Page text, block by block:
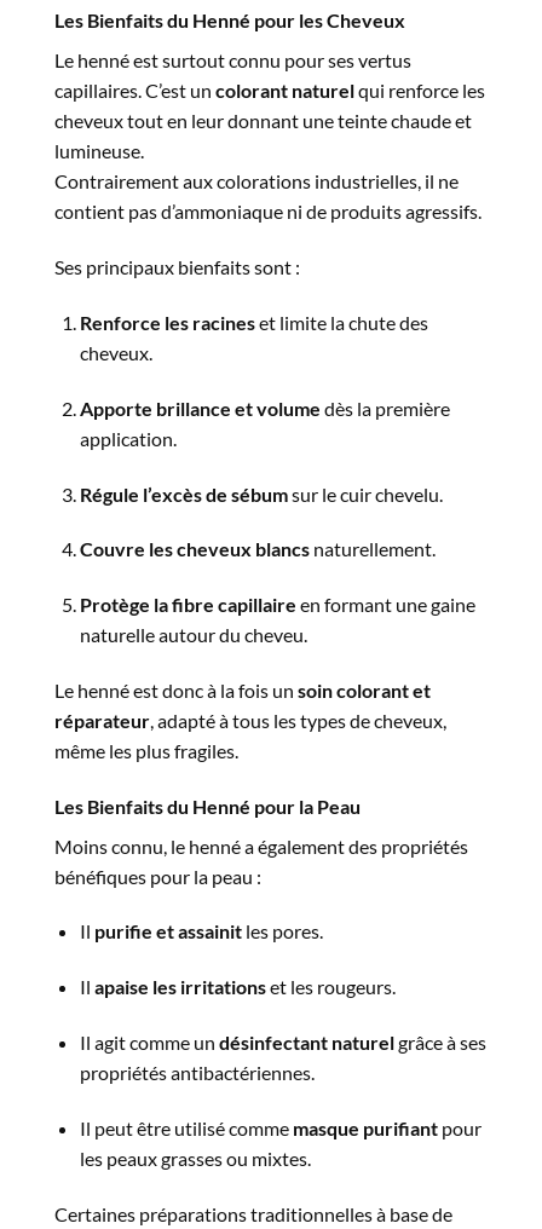
Les Bienfaits du Henné pour les Cheveux
Le henné est surtout connu pour ses vertus
capillaires. C’est un colorant naturelqui renforce les
cheveux tout en leur donnant une teinte chaude et
lumineuse.
Contrairement aux colorations industrielles, il ne
contient pas d’ammoniaque ni de produits agressifs.
Ses principaux bienfaits sont :
Renforce les racineset limite la chute des
cheveux.
Apporte brillance et volume dès la première
application.
Régule l’excès de sébumsur le cuir chevelu.
Couvre les cheveux blancsnaturellement.
Protège la fibre capillaire en formant une gaine
naturelle autour du cheveu.
Le henné est donc à la fois un soin colorant et
réparateur, adapté à tous les types de cheveux,
même les plus fragiles.
Les Bienfaits du Henné pour la Peau
Moins connu, le henné a également des propriétés
bénéfiques pour la peau :
Il purifie et assainitles pores.
Il apaise les irritationset les rougeurs.
Il agit comme un désinfectant naturelgrâce à ses
propriétés antibactériennes.
Il peut être utilisé comme masque purifiantpour
les peaux grasses ou mixtes.
Certaines préparations traditionnelles à base de